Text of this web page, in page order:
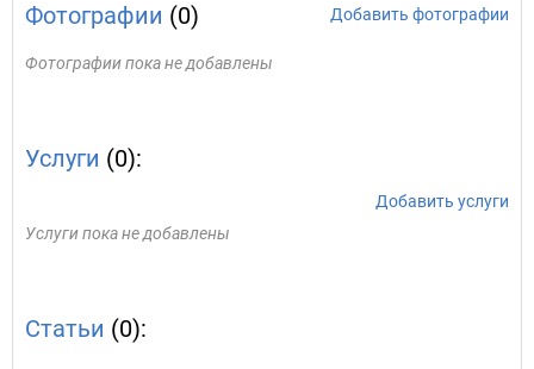
Фотографии (0) Добавить фотографии
Фотографии пока не добавлены
Услуги (0):
Добавить услуги
Услуги пока не добавлены
Статьи (0):